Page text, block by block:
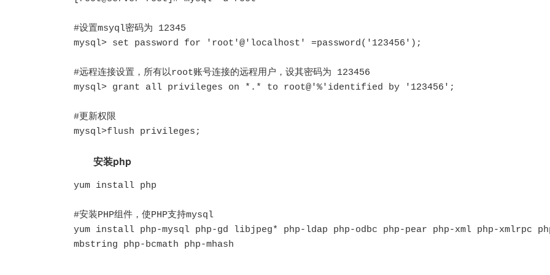
#设置msyql密码为 12345
mysql> set password for 'root'@'localhost' =password('123456');
#远程连接设置，所有以root账号连接的远程用户，设其密码为 123456
mysql> grant all privileges on *.* to root@'%'identified by '123456';
#更新权限
mysql>flush privileges;
安装php
yum install php
#安装PHP组件，使PHP支持mysql
yum install php-mysql php-gd libjpeg* php-ldap php-odbc php-pear php-xml php-xmlrpc
mbstring php-bcmath php-mhash